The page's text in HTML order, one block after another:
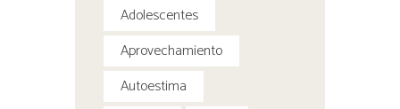
Adolescentes
Aprovechamiento
Autoestima